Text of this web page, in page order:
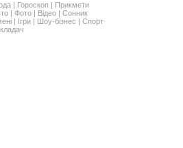
| Гороскоп | Прикмети
| Фото | Відео | Сонник
| Ігри | Шоу-бізнес | Спорт